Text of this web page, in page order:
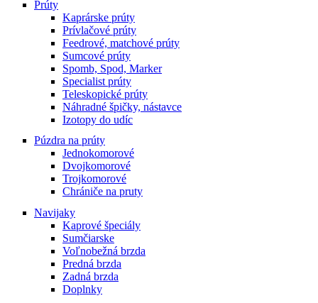
Prúty
Kaprárske prúty
Prívlačové prúty
Feedrové, matchové prúty
Sumcové prúty
Spomb, Spod, Marker
Specialist prúty
Teleskopické prúty
Náhradné špičky, nástavce
Izotopy do udíc
Púzdra na prúty
Jednokomorové
Dvojkomorové
Trojkomorové
Chrániče na pruty
Navijaky
Kaprové špeciály
Sumčiarske
Voľnobežná brzda
Predná brzda
Zadná brzda
Doplnky